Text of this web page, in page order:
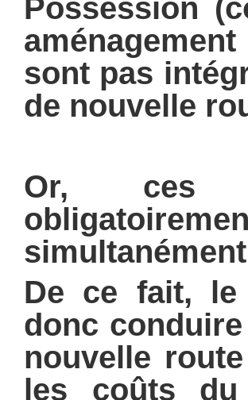
Possession
sont pas
de nouvelle
Or, ces
De ce fait,
donc
nouvelle
les coûts